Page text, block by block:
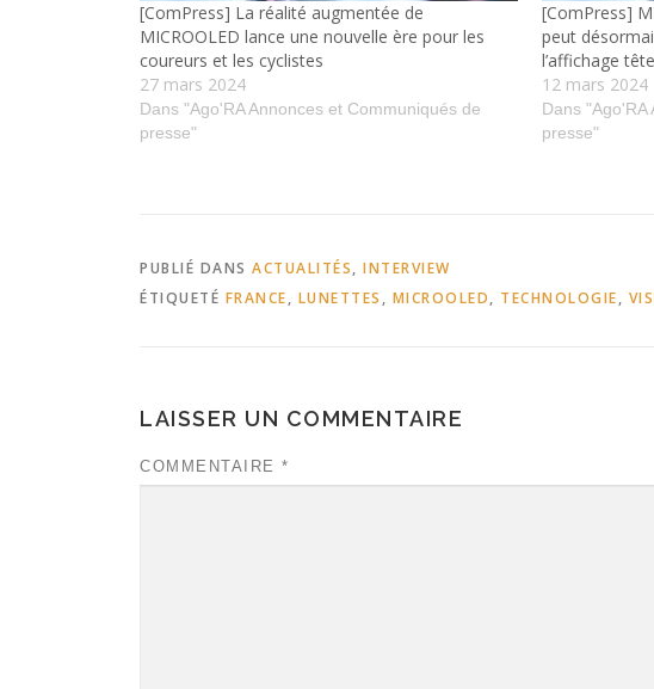
[ComPress] La réalité augmentée de
MICROOLED lance une nouvelle ère pour les
coureurs et les cyclistes
27 mars 2024
Dans "Ago'RA Annonces et Communiqués de
presse"
[ComPress]
peut
l’affichage
12 mars 2024
Dans
presse"
PUBLIÉ DANS ACTUALITÉS, INTERVIEW
ÉTIQUETÉ FRANCE, LUNETTES, MICROOLED, TECHNOLOGIE,
LAISSER UN COMMENTAIRE
COMMENTAIRE *